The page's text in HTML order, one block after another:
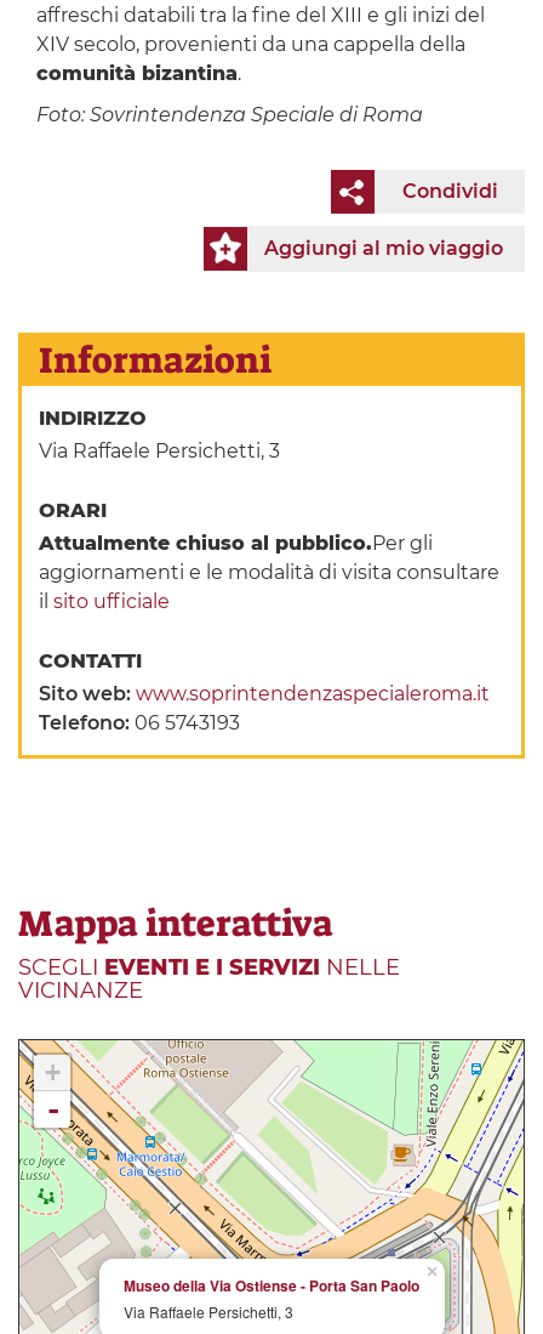
affreschi databili tra la fine del XIII e gli inizi del
XIV secolo, provenienti da una cappella della
comunità bizantina.
Foto: Sovrintendenza Speciale di Roma
Condividi
Aggiungi al mio viaggio
Informazioni
INDIRIZZO
Via Raffaele Persichetti, 3
ORARI
Attualmente chiuso al pubblico.Per gli
aggiornamenti e le modalità di visita consultare
ilsito ufficiale
CONTATTI
Sito web:www.soprintendenzaspecialeroma.it
Telefono:06 5743193
Mappa interattiva
SCEGLI EVENTI E I SERVIZI NELLE
VICINANZE
×
Museo della Via Ostiense - Porta San Paolo
Via Raffaele Persichetti, 3
+
-